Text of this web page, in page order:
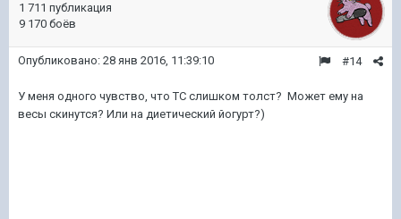
1 711 публикация
9 170 боёв
#14
Опубликовано: 28 янв 2016, 11:39:10
У меня одного чувство, что ТС слишком толст? Может ему на
весы скинутся? Или на диетический йогурт?)